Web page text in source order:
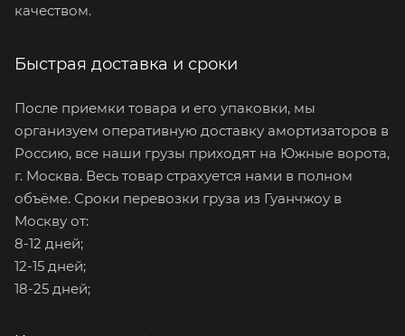
качеством.
Быстрая доставка и сроки
После приемки товара и его упаковки, мы
организуем оперативную доставку амортизаторов в
Россию, все наши грузы приходят на Южные ворота,
г. Москва. Весь товар страхуется нами в полном
объёме. Сроки перевозки груза из Гуанчжоу в
Москву от:
8-12 дней;
12-15 дней;
18-25 дней;